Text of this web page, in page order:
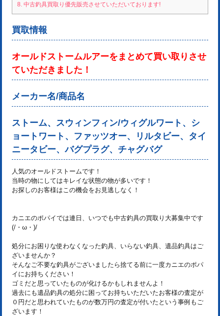
8. 中古釣具買取り優先販売させていただいております!
買取情報
オールドストームルアーをまとめて買い取りさせ
ていただきました！
メーカー名/商品名
ストーム、スウィンフィン/ウィグルワート、シ
ョートワート、ファッツオー、リルタビー、タイ
ニータビー、バグプラグ、チャグバグ
人気のオールドストームです！
当時の物にしてはキレイな状態の物が多いです！
お探しのお客様はこの機会をお見逃しなく！
カニエのポパイでは連日、いつでも中古釣具の買取り大募集中です
(/・ω・)/
処分にお困りな使わなくなった釣具、いらない釣具、遺品釣具はご
ざいませんか？
そんなご不要な釣具がございましたら捨てる前に一度カニエのポパ
イにお持ちください！
ゴミだと思っていたものが化けるかもしれませんよ！
過去にも遺品釣具の処分に困ってお持ちいただいたお客様の査定が
０円だと思われていたものが数万円の査定が付いたという事例もご
ざいます！